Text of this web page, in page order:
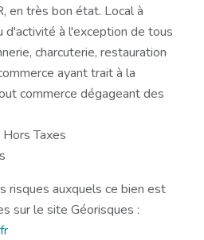
en très bon état. Local à
d'activité à l'exception de tous
charcuterie, restauration
ayant trait à la
commerce dégageant des
Taxes
risques auxquels ce bien est
sur le site Géorisques :